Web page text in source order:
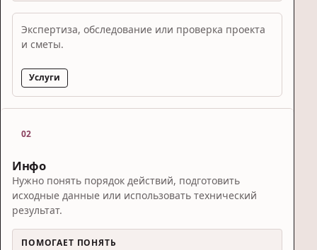
Экспертиза, обследование или проверка проекта
и сметы.
Услуги
02
Инфо
Нужно понять порядок действий, подготовить
исходные данные или использовать технический
результат.
ПОМОГАЕТ ПОНЯТЬ